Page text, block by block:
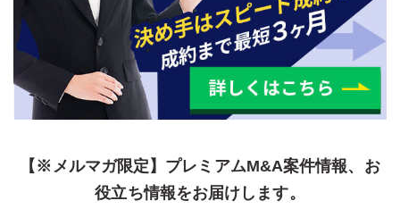
【※メルマガ限定】プレミアムM&A案件情報、お
役立ち情報をお届けします。